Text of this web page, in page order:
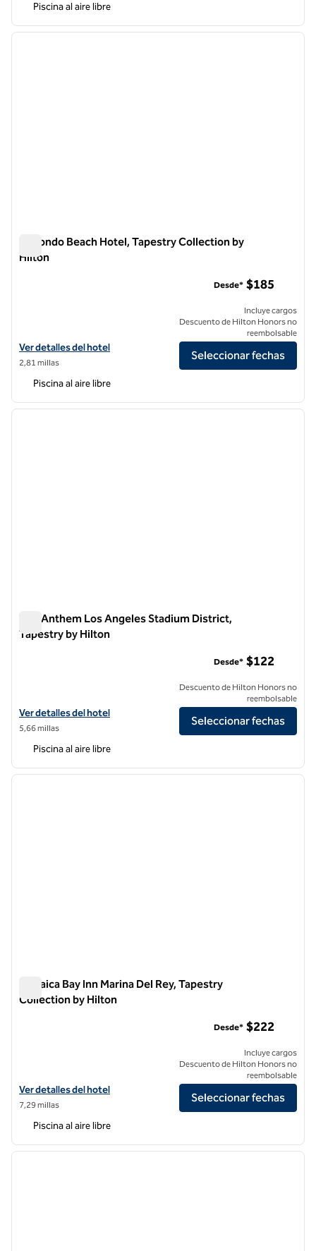
Piscina al aire libre
1 de 12
Redondo Beach Hotel, Tapestry Collection by
Hilton
Ver detalles del hotel Redondo Beach, Tapestry Collection by Hilton
Ver detalles del hotel
2,81 millas
Desde* $185
Incluye cargos
Descuento de Hilton Honors no
reembolsable
Seleccionar fechas
Piscina al aire libre
1 de 12
The Anthem Los Angeles Stadium District,
Tapestry by Hilton
Ver detalles del hotel The Anthem Los Angeles Stadium District,
Ver detalles del hotel
5,66 millas
Desde* $122
Descuento de Hilton Honors no
reembolsable
Seleccionar fechas
Piscina al aire libre
1 de 12
Jamaica Bay Inn Marina Del Rey, Tapestry
Collection by Hilton
Ver detalles del hotel Jamaica Bay Inn Marina Del Rey, Tapestry
Ver detalles del hotel
7,29 millas
Desde* $222
Incluye cargos
Descuento de Hilton Honors no
reembolsable
Seleccionar fechas
Piscina al aire libre
1 de 9